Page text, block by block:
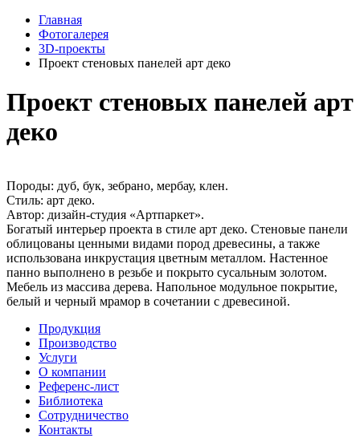
Главная
Фотогалерея
3D-проекты
Проект стеновых панелей арт деко
Проект стеновых панелей арт
деко
Породы: дуб, бук, зебрано, мербау, клен.
Стиль: арт деко.
Автор: дизайн-студия «Артпаркет».
Богатый интерьер проекта в стиле арт деко. Стеновые панели
облицованы ценными видами пород древесины, а также
использована инкрустация цветным металлом. Настенное
панно выполнено в резьбе и покрыто сусальным золотом.
Мебель из массива дерева. Напольное модульное покрытие,
белый и черный мрамор в сочетании с древесиной.
Продукция
Производство
Услуги
О компании
Референс-лист
Библиотека
Сотрудничество
Контакты